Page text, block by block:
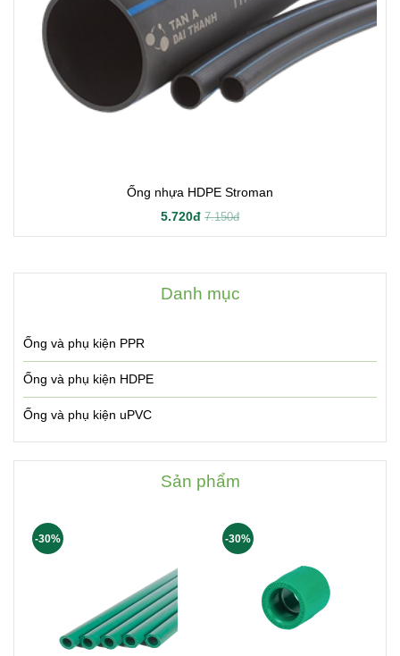
Ống nhựa HDPE Stroman
5.720đ 7.150đ
Danh mục
Ống và phụ kiện PPR
Ống và phụ kiện HDPE
Ống và phụ kiện uPVC
Sản phẩm
-30% -30%